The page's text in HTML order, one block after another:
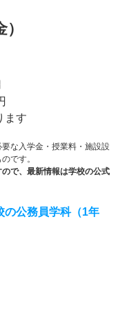
ます
な入学金・授業料・施設設
です。
で、最新情報は学校の公式
の公務員学科（1年